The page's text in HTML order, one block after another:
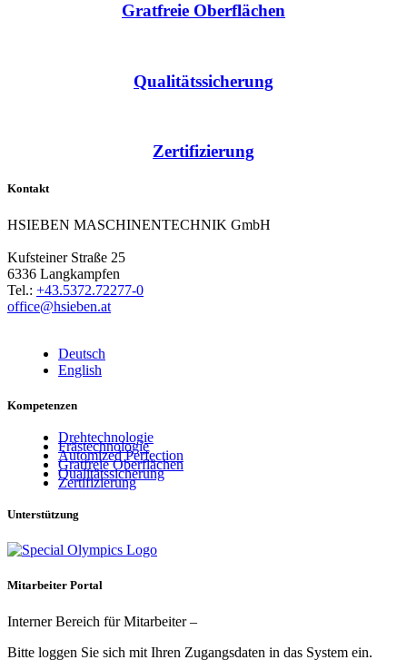
Gratfreie Oberflächen
Qualitätssicherung
Zertifizierung
Kontakt
HSIEBEN MASCHINENTECHNIK GmbH
Kufsteiner Straße 25
6336 Langkampfen
Tel.: +43.5372.72277-0
office@hsieben.at
Deutsch
English
Kompetenzen
Drehtechnologie
Frästechnologie
Automized Perfection
Gratfreie Oberflächen
Qualitätssicherung
Zertifizierung
Unterstützung
Mitarbeiter Portal
Interner Bereich für Mitarbeiter –
Bitte loggen Sie sich mit Ihren Zugangsdaten in das System ein.